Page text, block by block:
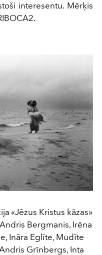
interesentu. Mērķis
«Jēzus Kristus kāzas»
Bergmanis, Irēna
Ināra Eglīte, Mudīte
Grīnbergs, Inta